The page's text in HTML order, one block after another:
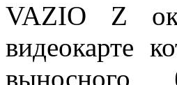
VAZIO Z
видеокарте
выносного